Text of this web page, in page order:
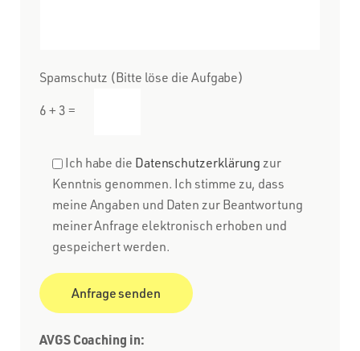
Spamschutz (Bitte löse die Aufgabe)
6 + 3 =
Ich habe die Datenschutzerklärung zur
Kenntnis genommen. Ich stimme zu, dass
meine Angaben und Daten zur Beantwortung
meiner Anfrage elektronisch erhoben und
gespeichert werden.
AVGS Coaching in: